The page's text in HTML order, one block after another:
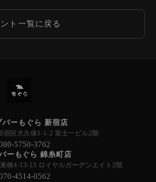
ント一覧に戻る
バーもぐら 新宿店
宿区大久保1-1-2 富士一ビル2階
5750-3762
ーもぐら 錦糸町店
橋4-13-13 ロイヤルガーデンエイト2階
4514-0562